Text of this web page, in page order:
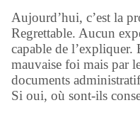
Aujourd’hui, c’est la
Regrettable. Aucun
capable de l’expliquer.
mauvaise foi mais par
documents
Si oui, où sont-ils